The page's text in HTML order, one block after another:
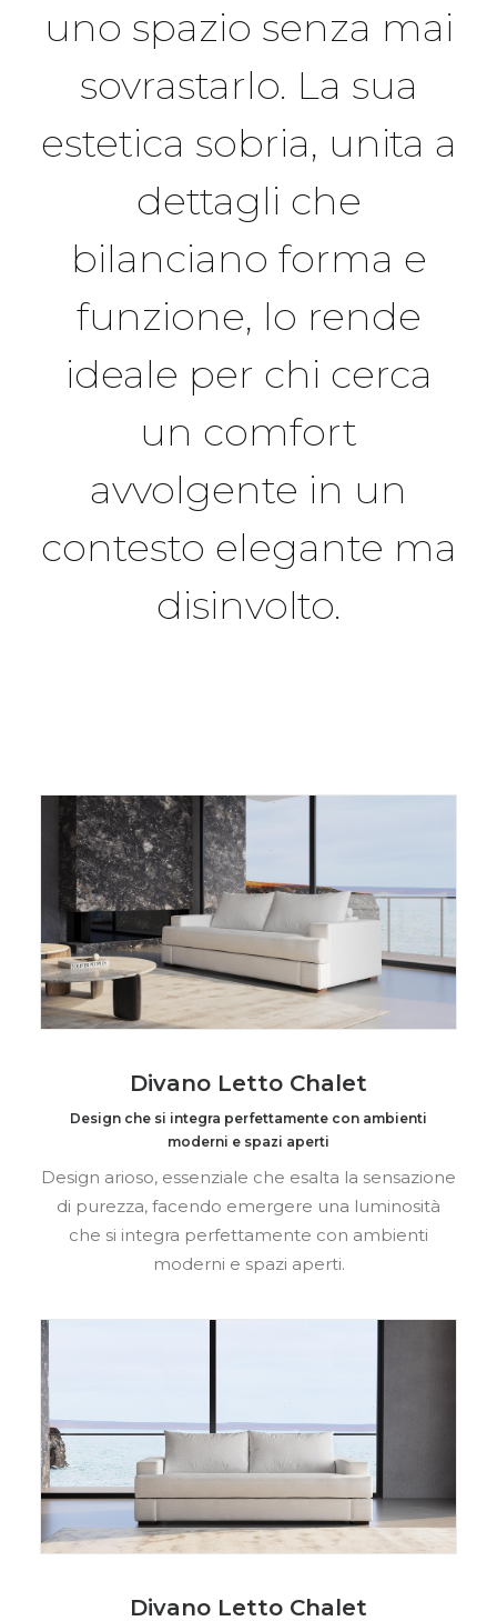
uno spazio senza mai
sovrastarlo. La sua
estetica sobria, unita a
dettagli che
bilanciano forma e
funzione, lo rende
ideale per chi cerca
un comfort
avvolgente in un
contesto elegante ma
disinvolto.
Divano Letto Chalet
Design che si integra perfettamente con ambienti
moderni e spazi aperti
Design arioso, essenziale che esalta la sensazione
di purezza, facendo emergere una luminosità
che si integra perfettamente con ambienti
moderni e spazi aperti.
Divano Letto Chalet